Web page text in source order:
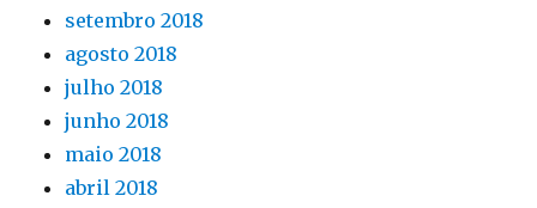
setembro 2018
agosto 2018
julho 2018
junho 2018
maio 2018
abril 2018